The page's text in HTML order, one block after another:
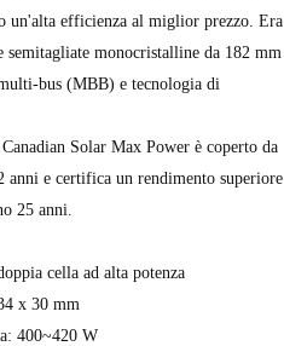
un'alta efficienza al miglior prezzo. Era
semitagliate monocristalline da 182 mm
bus (MBB) e tecnologia di
Solar Max Power è coperto da
anni e certifica un rendimento superiore
25 anni.
cella ad alta potenza
x 30 mm
400~420 W